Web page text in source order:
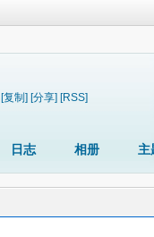
[复制] [分享] [RSS]
日志 相册 主